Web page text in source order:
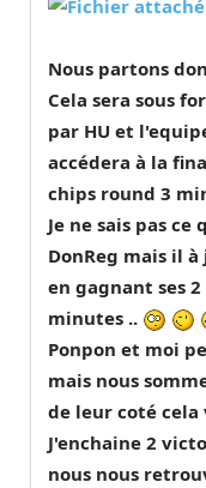
Nous partons
Cela sera sous
par HU et
accédera à la
chips round 3
Je ne sais pas
DonReg mais il
en gagnant ses
minutes ..
Ponpon et moi
mais nous
de leur coté cela
J'enchaine 2
nous nous